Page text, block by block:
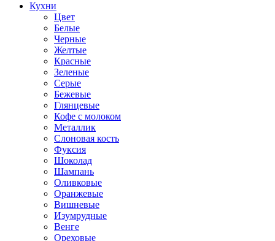
Кухни
Цвет
Белые
Черные
Желтые
Красные
Зеленые
Серые
Бежевые
Глянцевые
Кофе с молоком
Металлик
Слоновая кость
Фуксия
Шоколад
Шампань
Оливковые
Оранжевые
Вишневые
Изумрудные
Венге
Ореховые